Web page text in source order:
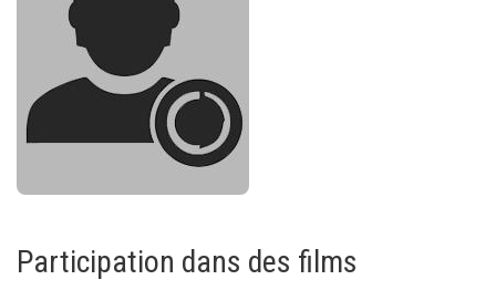
Participation dans des films